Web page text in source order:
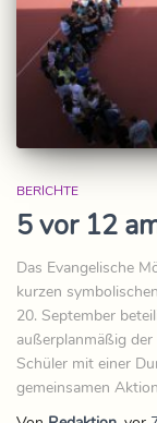
BERICHTE
5 vor 12
Das Evangelische
kurzen
20. September
außerplanmäßig
Schüler mit einer
gemeinsamen